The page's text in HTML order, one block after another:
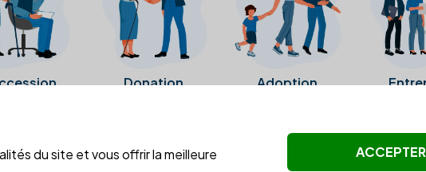
Donation Adoption
de l'office notarial. Ils n'ont ni été collectés ni été vérifiés par
du site et vous offrir la meilleure
ACCEPTER